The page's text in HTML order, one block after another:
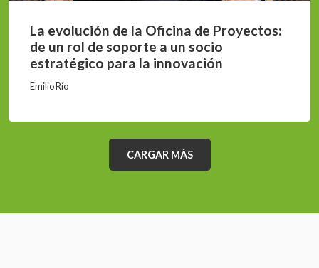
La evolución de la Oficina de Proyectos:
de un rol de soporte a un socio
estratégico para la innovación
Emilio Río
CARGAR MÁS